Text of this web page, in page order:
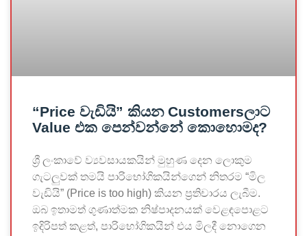
“Price වැඩියි” කියන Customersලාට
Value එක පෙන්වන්නේ කොහොමද?
ශ්‍රී ලංකාවේ ව්‍යවසායකයින් මුහුණ දෙන ලොකුම
ගැටලුවක් තමයි පාරිභෝගිකයින්ගෙන් නිතරම “මිල
වැඩියි” (Price is too high) කියන ප්‍රතිචාරය ලැබීම.
ඔබ ඉතාමත් ගුණාත්මක නිෂ්පාදනයක් වෙළඳපොළට
ඉදිරිපත් කළත්, පාරිභෝගිකයින් එය මිලදී නොගෙන